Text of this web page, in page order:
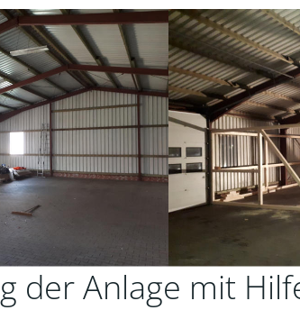
der Anlage mit